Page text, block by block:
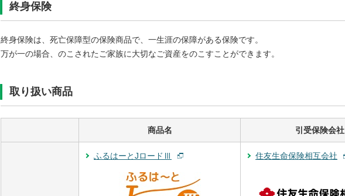
終身保険
終身保険は、死亡保障型の保険商品で、一生涯の保障がある保険です。
万が一の場合、のこされたご家族に大切なご資産をのこすことができます。
取り扱い商品
商品名 引受保険会社
ふるはーとJロードⅢ 住友生命保険相互会社